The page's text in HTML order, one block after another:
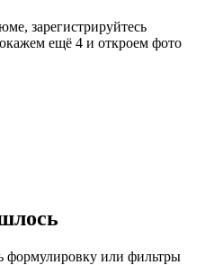
зарегистрируйтесь
ещё 4 и откроем фото
формулировку или фильтры